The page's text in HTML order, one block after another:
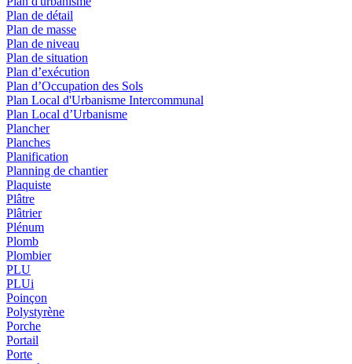
Plan de détail
Plan de masse
Plan de niveau
Plan de situation
Plan d’exécution
Plan d’Occupation des Sols
Plan Local d'Urbanisme Intercommunal
Plan Local d’Urbanisme
Plancher
Planches
Planification
Planning de chantier
Plaquiste
Plâtre
Plâtrier
Plénum
Plomb
Plombier
PLU
PLUi
Poinçon
Polystyrène
Porche
Portail
Porte